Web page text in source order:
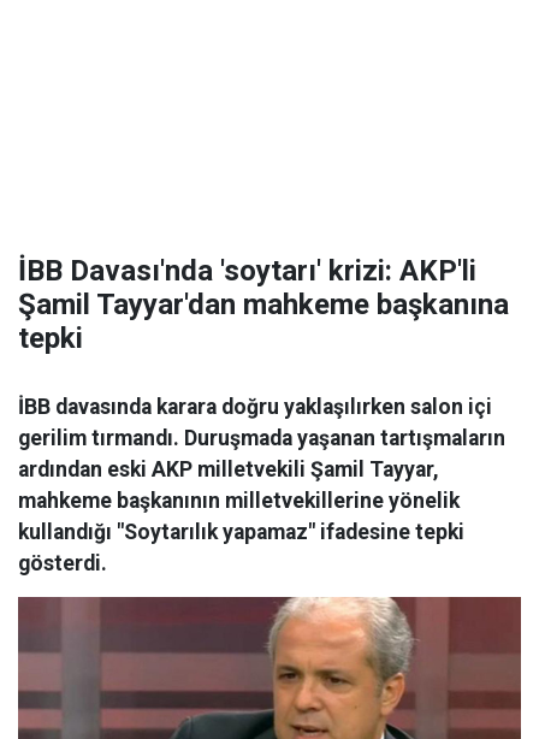
İBB Davası'nda 'soytarı' krizi: AKP'li
Şamil Tayyar'dan mahkeme başkanına
tepki
İBB davasında karara doğru yaklaşılırken salon içi
gerilim tırmandı. Duruşmada yaşanan tartışmaların
ardından eski AKP milletvekili Şamil Tayyar,
mahkeme başkanının milletvekillerine yönelik
kullandığı "Soytarılık yapamaz" ifadesine tepki
gösterdi.